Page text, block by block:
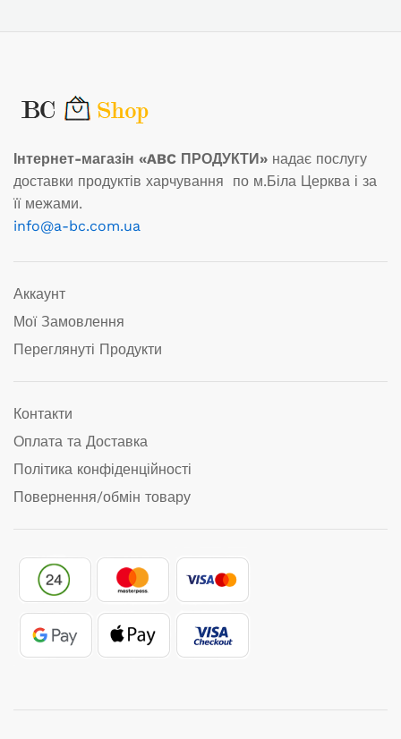
Інтернет-магазін «ABC ПРОДУКТИ» надає послугу
доставки продуктів харчування по м.Біла Церква і за
її межами.
info@a-bc.com.ua
Аккаунт
Мої Замовлення
Переглянуті Продукти
Контакти
Оплата та Доставка
Політика конфіденційності
Повернення/обмін товару